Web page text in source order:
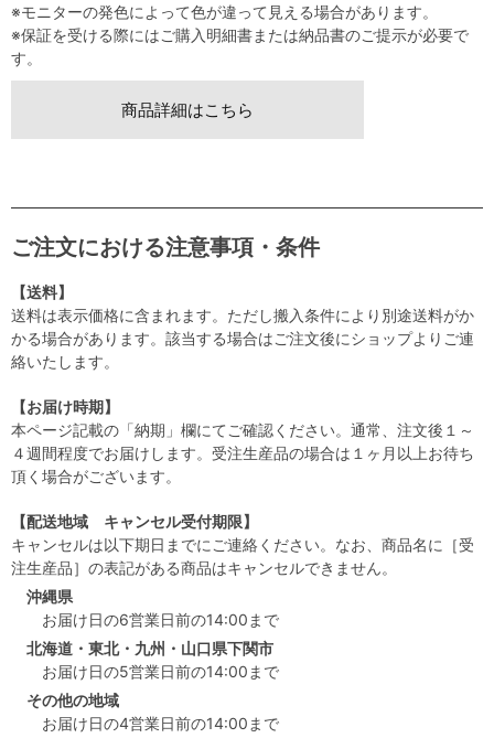
※モニターの発色によって色が違って見える場合があります。
※保証を受ける際にはご購入明細書または納品書のご提示が必要で
す。
商品詳細はこちら
ご注文における注意事項・条件
【送料】
送料は表示価格に含まれます。ただし搬入条件により別途送料がか
かる場合があります。該当する場合はご注文後にショップよりご連
絡いたします。
【お届け時期】
本ページ記載の「納期」欄にてご確認ください。通常、注文後１～
４週間程度でお届けします。受注生産品の場合は１ヶ月以上お待ち
頂く場合がございます。
【配送地域 キャンセル受付期限】
キャンセルは以下期日までにご連絡ください。なお、商品名に［受
注生産品］の表記がある商品はキャンセルできません。
沖縄県
お届け日の6営業日前の14:00まで
北海道・東北・九州・山口県下関市
お届け日の5営業日前の14:00まで
その他の地域
お届け日の4営業日前の14:00まで